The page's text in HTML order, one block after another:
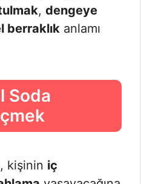
, dengeye
berraklık anlamı
Soda
kişinin iç